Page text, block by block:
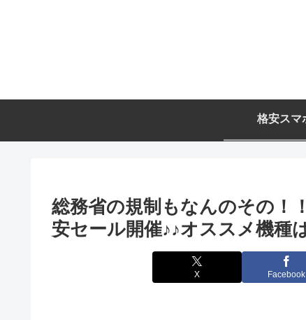
格安スマ
総務省の規制もなんのその！
安セール開催♪♪オススメ機種
X Facebook